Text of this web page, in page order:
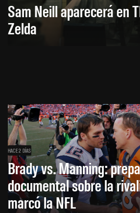
Sam Neill aparecerá en
Zelda
HACE 2 DÍAS
Brady vs. Manning:
documental sobre la
marcó la NFL